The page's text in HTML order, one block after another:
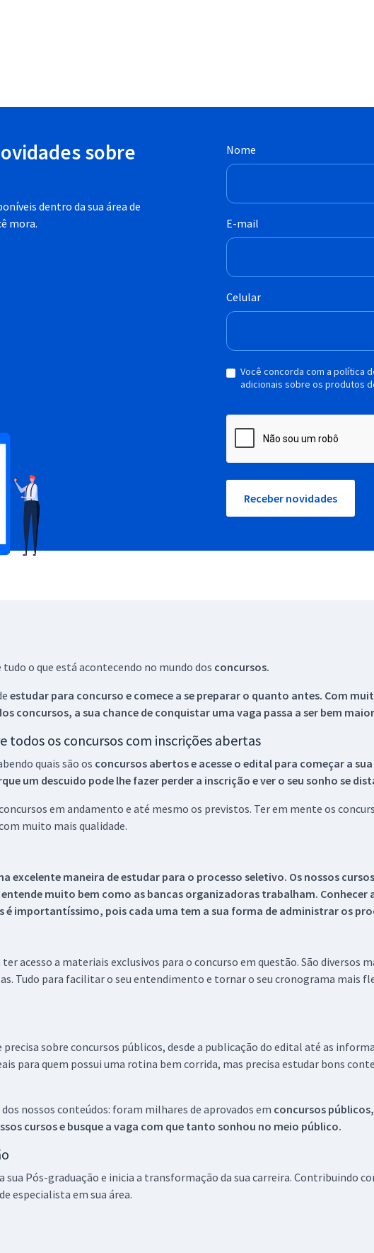
sobre
dentro da sua área de
mora.
Nome
E-mail
Celular
Você concorda com a política
adicionais sobre os produtos
Receber novidades
o que está acontecendo no mundo dos concursos.
estudar para concurso e comece a se preparar o quanto antes. Com
concursos, a sua chance de conquistar uma vaga passa a ser bem
todos os concursos com inscrições abertas
quais são os concursos abertos e acesse o edital para começar a
um descuido pode lhe fazer perder a inscrição e ver o seu sonho se
em andamento e até mesmo os previstos. Ter em mente os
muito mais qualidade.
excelente maneira de estudar para o processo seletivo. Os nossos
muito bem como as bancas organizadoras trabalham.
é importantíssimo, pois cada uma tem a sua forma de administrar os
ter acesso a materiais exclusivos para o concurso em questão. São
Tudo para facilitar o seu entendimento e tornar o seu cronograma mais
precisa sobre concursos públicos, desde a publicação do edital até as
para quem possui uma rotina bem corrida, mas precisa estudar bons
nossos conteúdos: foram milhares de aprovados em concursos
cursos e busque a vaga com que tanto sonhou no meio público.
sua Pós-graduação e inicia a transformação da sua carreira. Contribuindo
especialista em sua área.